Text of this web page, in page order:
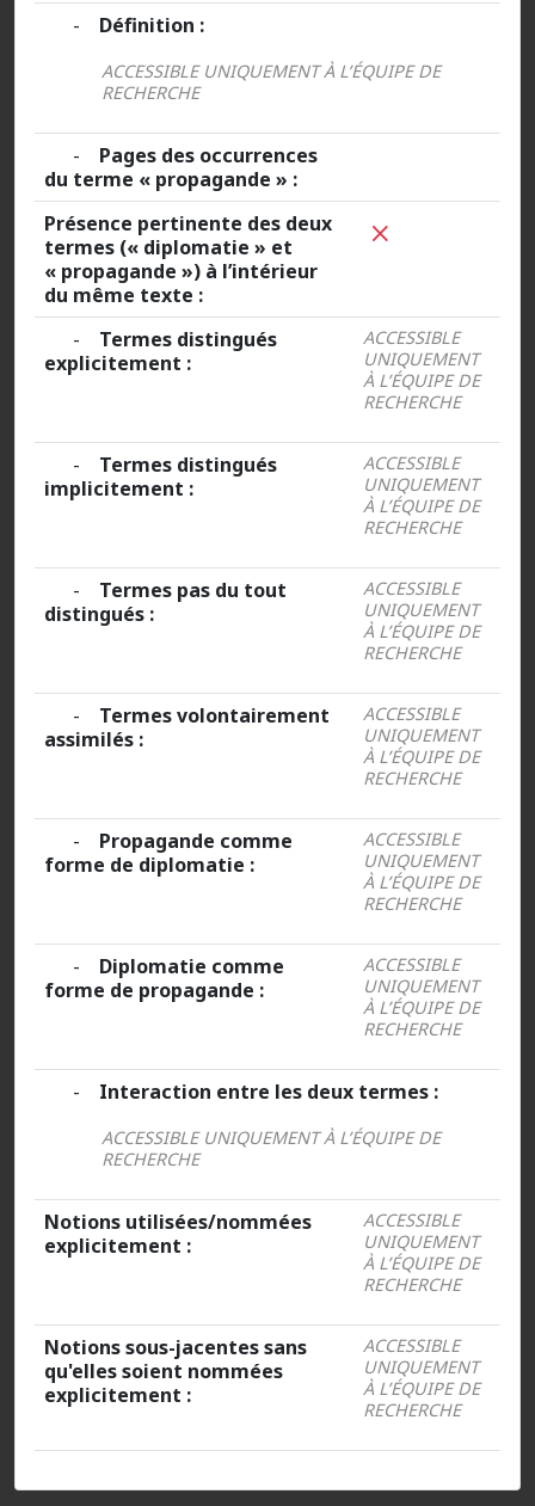
- Définition :
ACCESSIBLE UNIQUEMENT À L’ÉQUIPE DE
RECHERCHE
- Pages des occurrences
du terme « propagande » :
Présence pertinente des deux
termes (« diplomatie » et
« propagande ») à l’intérieur
du même texte :
- Termes distingués
explicitement :
ACCESSIBLE
UNIQUEMENT
À L’ÉQUIPE DE
RECHERCHE
- Termes distingués
implicitement :
ACCESSIBLE
UNIQUEMENT
À L’ÉQUIPE DE
RECHERCHE
- Termes pas du tout
distingués :
ACCESSIBLE
UNIQUEMENT
À L’ÉQUIPE DE
RECHERCHE
- Termes volontairement
assimilés :
ACCESSIBLE
UNIQUEMENT
À L’ÉQUIPE DE
RECHERCHE
- Propagande comme
forme de diplomatie :
ACCESSIBLE
UNIQUEMENT
À L’ÉQUIPE DE
RECHERCHE
- Diplomatie comme
forme de propagande :
ACCESSIBLE
UNIQUEMENT
À L’ÉQUIPE DE
RECHERCHE
- Interaction entre les deux termes :
ACCESSIBLE UNIQUEMENT À L’ÉQUIPE DE
RECHERCHE
Notions utilisées/nommées
explicitement :
ACCESSIBLE
UNIQUEMENT
À L’ÉQUIPE DE
RECHERCHE
Notions sous-jacentes sans
qu'elles soient nommées
explicitement :
ACCESSIBLE
UNIQUEMENT
À L’ÉQUIPE DE
RECHERCHE